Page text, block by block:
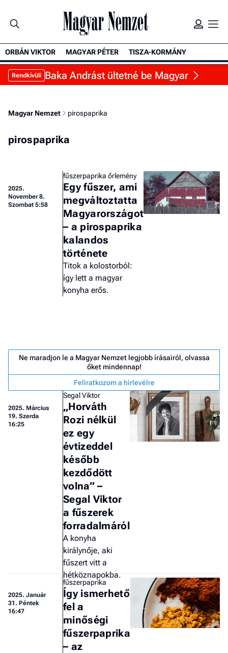
-
ORBÁN VIKTOR MAGYAR PÉTER TISZA-KORMÁNY
Rendkívüli Baka Andrást ültetné be Magyar Péter
Magyar Nemzet pirospaprika
pirospaprika
2025.
November 8.
Szombat 5:58
fűszerpaprika őrlemény
Egy fűszer, ami
megváltoztatta
Magyarországot
– a pirospaprika
kalandos
története
Titok a kolostorból:
így lett a magyar
konyha erős.
Ne maradjon le a Magyar Nemzet legjobb írásairól, olvassa
őket mindennap!
Feliratkozom a hírlevélre
2025. Március
19. Szerda
16:25
Segal Viktor
„Horváth
Rozi nélkül
ez egy
évtizeddel
később
kezdődött
volna” –
Segal Viktor
a fűszerek
forradalmáról
A konyha
királynője, aki
fűszert vitt a
hétköznapokba.
2025. Január
31. Péntek
16:47
fűszerpaprika
Így ismerhető
fel a
minőségi
fűszerpaprika
– az